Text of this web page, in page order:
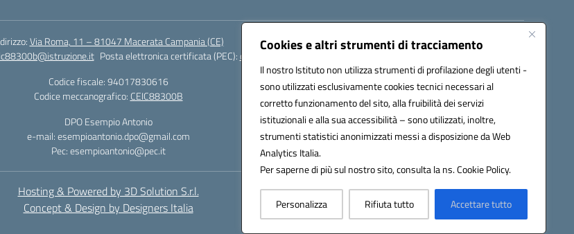
Cookies e altri strumenti di tracciamento
Il nostro Istituto non utilizza strumenti di profilazione degli utenti -
sono utilizzati esclusivamente cookies tecnici necessari al
corretto funzionamento del sito, alla fruibilità dei servizi
istituzionali e alla sua accessibilità – sono utilizzati, inoltre,
strumenti statistici anonimizzati messi a disposizione da Web
Analytics Italia.
Per saperne di più sul nostro sito, consulta la ns. Cookie Policy.
Personalizza Rifiuta tutto Accettare tutto
Via Roma, 11 – 81047 Macerata Campania (CE)
Posta elettronica certificata (PEC):ceic88300b@pec.istruzione.it
Codice fiscale: 94017830616
Codice meccanografico: CEIC88300B
DPO Esempio Antonio
e-mail: esempioantonio.dpo@gmail.com
Pec: esempioantonio@pec.it
Hosting & Powered by 3D Solution S.r.l.
Concept & Design by Designers Italia